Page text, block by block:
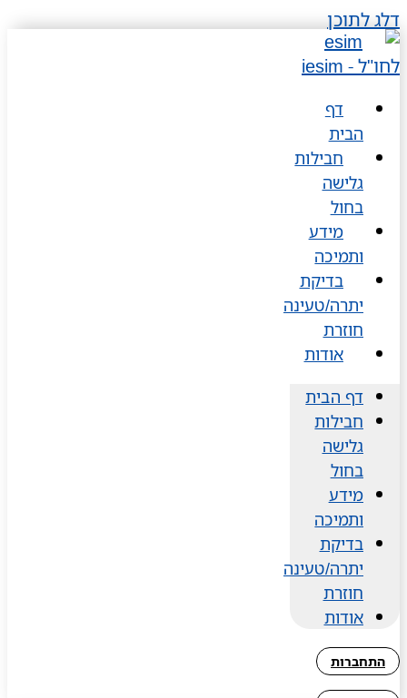
דלג לתוכן
דף
הבית
חבילות
גלישה
בחול
מידע
ותמיכה
בדיקת
יתרה/טעינה
חוזרת
אודות
דף הבית
חבילות
גלישה
בחול
מידע
ותמיכה
בדיקת
יתרה/טעינה
חוזרת
אודות
התחברות